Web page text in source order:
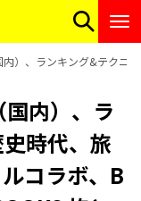
）、ランキング&テクニ
内）、ラ
時代、旅
コラボ、B